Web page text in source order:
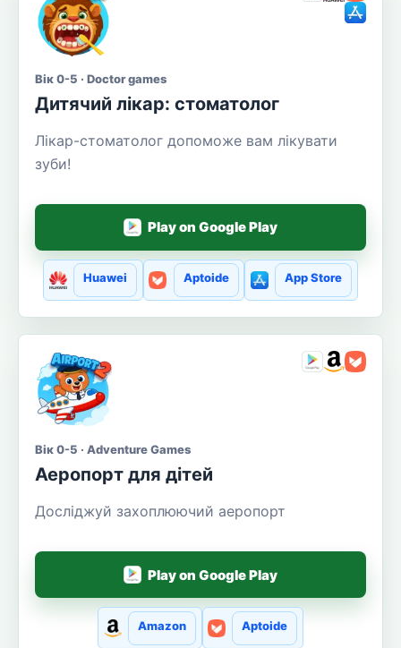
Вік 0-5 · Doctor games
Дитячий лікар: стоматолог
Лікар-стоматолог допоможе вам лікувати
зуби!
Play on Google Play
Huawei Aptoide App Store
Вік 0-5 · Adventure Games
Аеропорт для дітей
Досліджуй захоплюючий аеропорт
Play on Google Play
Amazon Aptoide